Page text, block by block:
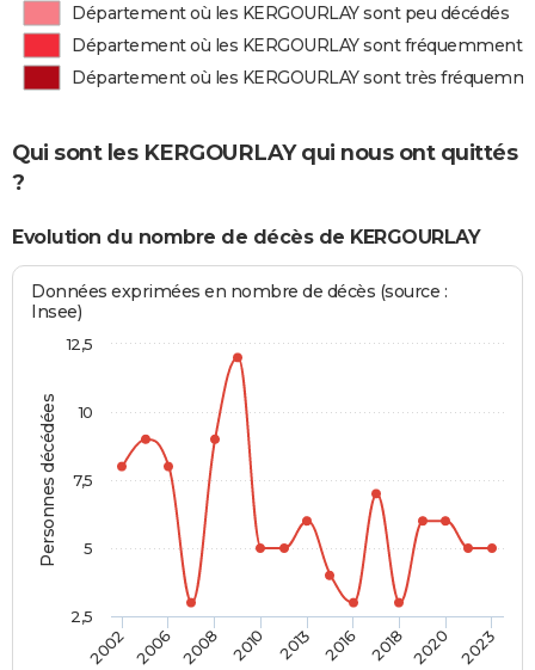
Département où les KERGOURLAY sont peu décédés
Département où les KERGOURLAY sont fréquemment
Département où les KERGOURLAY sont très
Qui sont les KERGOURLAY qui nous ont quittés
?
Evolution du nombre de décès de KERGOURLAY
Personnes décédées
Données exprimées en nombre de décès (source :
Insee)
2002 2006 2008 2010 2013 2016 2018 2020 2023
2,5
5
7,5
10
12,5